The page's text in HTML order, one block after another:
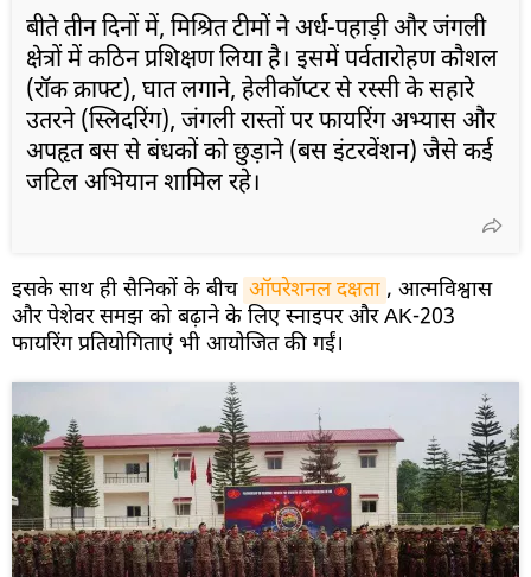
बीते तीन दिनों में, मिश्रित टीमों ने अर्ध-पहाड़ी और जंगली
क्षेत्रों में कठिन प्रशिक्षण लिया है। इसमें पर्वतारोहण कौशल
(रॉक क्राफ्ट), घात लगाने, हेलीकॉप्टर से रस्सी के सहारे
उतरने (स्लिदरिंग), जंगली रास्तों पर फायरिंग अभ्यास और
अपहृत बस से बंधकों को छुड़ाने (बस इंटरवेंशन) जैसे कई
जटिल अभियान शामिल रहे।
इसके साथ ही सैनिकों के बीच ऑपरेशनल दक्षता , आत्मविश्वास
और पेशेवर समझ को बढ़ाने के लिए स्नाइपर और AK-203
फायरिंग प्रतियोगिताएं भी आयोजित की गईं।